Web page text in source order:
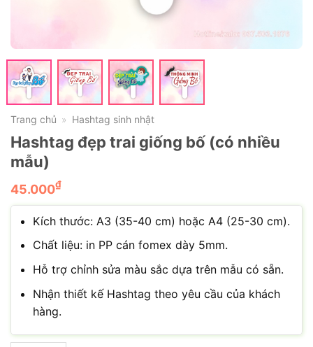
Trang chủ » Hashtag sinh nhật
Hashtag đẹp trai giống bố (có nhiều
mẫu)
45.000₫
Kích thước: A3 (35-40 cm) hoặc A4 (25-30 cm).
Chất liệu: in PP cán fomex dày 5mm.
Hỗ trợ chỉnh sửa màu sắc dựa trên mẫu có sẵn.
Nhận thiết kế Hashtag theo yêu cầu của khách
hàng.